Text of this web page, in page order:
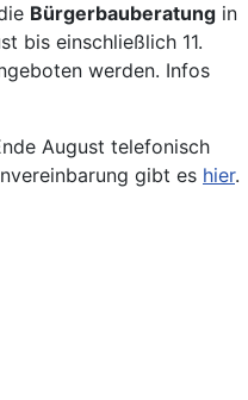
Bürgerbauberatung in
bis einschließlich 11.
werden. Infos
August telefonisch
gibt es hier.